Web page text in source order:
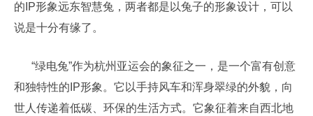
的IP形象远东智慧兔，两者都是以兔子的形象设计，可以
说是十分有缘了。
“绿电兔”作为杭州亚运会的象征之一，是一个富有创意
和独特性的IP形象。它以手持风车和浑身翠绿的外貌，向
世人传递着低碳、环保的生活方式。它象征着来自西北地